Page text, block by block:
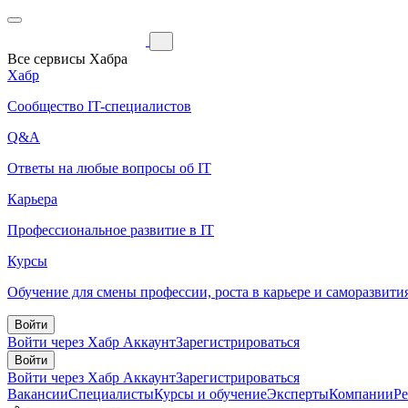
Все сервисы Хабра
Хабр
Сообщество IT-специалистов
Q&A
Ответы на любые вопросы об IT
Карьера
Профессиональное развитие в IT
Курсы
Обучение для смены профессии, роста в карьере и
Войти
Войти через Хабр АккаунтЗарегистрироваться
Войти
Войти через Хабр АккаунтЗарегистрироваться
ВакансииСпециалистыКурсы и обучениеЭкспертыКомпании